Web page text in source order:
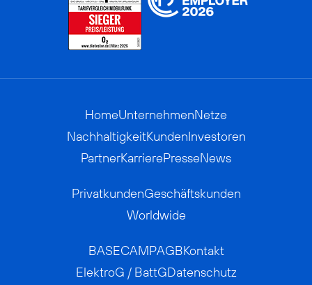
HomeUnternehmenNetze
NachhaltigkeitKundenInvestoren
PartnerKarrierePresseNews
PrivatkundenGeschäftskunden
Worldwide
BASECAMPAGBKontakt
ElektroG / BattGDatenschutz